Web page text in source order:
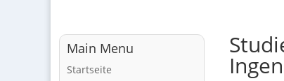
Main Menu
Startseite